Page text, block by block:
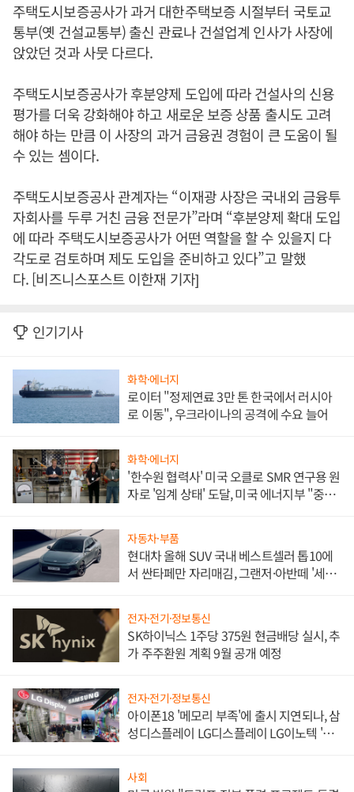
주택도시보증공사가 과거 대한주택보증 시절부터 국토교
통부(옛 건설교통부) 출신 관료나 건설업계 인사가 사장에
앉았던 것과 사뭇 다르다.
주택도시보증공사가 후분양제 도입에 따라 건설사의 신용
평가를 더욱 강화해야 하고 새로운 보증 상품 출시도 고려
해야 하는 만큼 이 사장의 과거 금융권 경험이 큰 도움이 될
수 있는 셈이다.
주택도시보증공사 관계자는 “이재광 사장은 국내외 금융투
자회사를 두루 거친 금융 전문가”라며 “후분양제 확대 도입
에 따라 주택도시보증공사가 어떤 역할을 할 수 있을지 다
각도로 검토하며 제도 도입을 준비하고 있다”고 말했
다. [비즈니스포스트 이한재 기자]
인기기사
화학·에너지
로이터 "정제연료 3만 톤 한국에서 러시아
로 이동", 우크라이나의 공격에 수요 늘어
화학·에너지
'한수원 협력사' 미국 오클로 SMR 연구용 원
자로 '임계 상태' 도달, 미국 에너지부 "중요
자동차·부품
현대차 올해 SUV 국내 베스트셀러 톱10에
서 싼타페만 자리매김, 그랜저·아반떼 '세단
전자·전기·정보통신
SK하이닉스 1주당 375원 현금배당 실시, 추
가 주주환원 계획 9월 공개 예정
전자·전기·정보통신
아이폰18 '메모리 부족'에 출시 지연되나, 삼
성디스플레이 LG디스플레이 LG이노텍 '탈
사회